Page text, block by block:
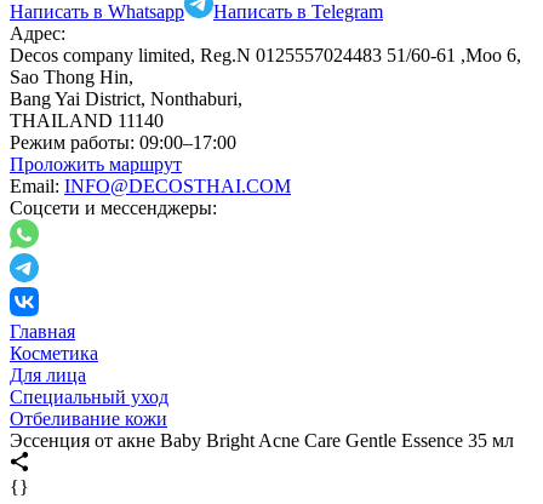
Написать в Whatsapp
Написать в Telegram
Адрес:
Decos company limited, Reg.N 0125557024483 51/60-61 ,Moo 6,
Sao Thong Hin,
Bang Yai District, Nonthaburi,
THAILAND 11140
Режим работы: 09:00–17:00
Проложить маршрут
Email: INFO@DECOSTHAI.COM
Соцсети и мессенджеры:
Главная
Косметика
Для лица
Специальный уход
Отбеливание кожи
Эссенция от акне Baby Bright Acne Care Gentle Essence 35 мл
{}